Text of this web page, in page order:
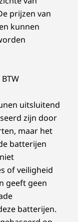
voor
samen met
van de
flexibele
USB-A-
je
vier
5,7” x 11,65”
in-één pc's
prijzen van
kunnen
uitsluitend
zijn door
maar het
batterijen
of veiligheid
geeft geen
batterijen.